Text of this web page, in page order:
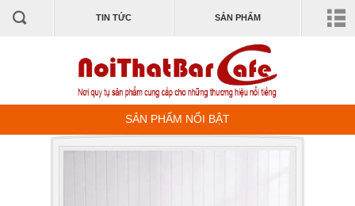
TIN TỨC SẢN PHẨM
SẢN PHẨM NỔI BẬT